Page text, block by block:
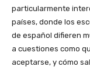
particularmente
países, donde los
de español difieren
a cuestiones como
aceptarse, y cómo